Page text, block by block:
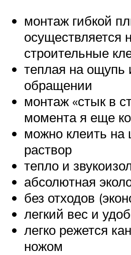
монтаж гибкой
осуществляется
строительные
теплая на ощупь
обращении
монтаж «стык в
момента я еще
можно клеить на
раствор
тепло и
абсолютная
без отходов
легкий вес и
легко режется
ножом